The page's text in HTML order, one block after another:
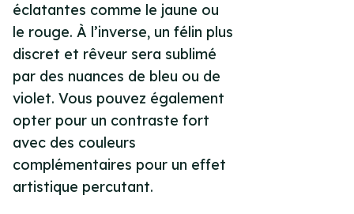
éclatantes comme le jaune ou
le rouge. À l’inverse, un félin plus
discret et rêveur sera sublimé
par des nuances de bleu ou de
violet. Vous pouvez également
opter pour un contraste fort
avec des couleurs
complémentaires pour un effet
artistique percutant.